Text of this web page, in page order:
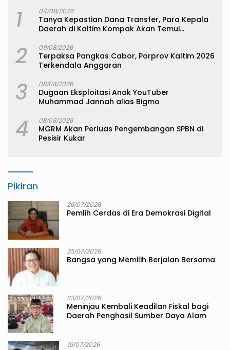
1 04/08/2026
Tanya Kepastian Dana Transfer, Para Kepala
Daerah di Kaltim Kompak Akan Temui
2 09/08/2026
Terpaksa Pangkas Cabor, Porprov Kaltim 2026
Terkendala Anggaran
3 08/08/2026
Dugaan Eksploitasi Anak YouTuber
Muhammad Jannah alias Bigmo
4 08/08/2026
MGRM Akan Perluas Pengembangan SPBN di
Pesisir Kukar
Pikiran
26/07/2026
Pemlih Cerdas di Era Demokrasi Digital
25/07/2026
Bangsa yang Memilih Berjalan Bersama
23/07/2026
Meninjau Kembali Keadilan Fiskal bagi
Daerah Penghasil Sumber Daya Alam
19/07/2026